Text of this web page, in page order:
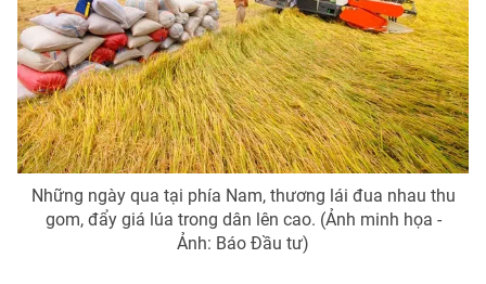
Những ngày qua tại phía Nam, thương lái đua nhau thu
gom, đẩy giá lúa trong dân lên cao. (Ảnh minh họa -
Ảnh: Báo Đầu tư)